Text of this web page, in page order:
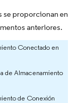
se proporcionan en
anteriores.
Conectado en
de Almacenamiento
de Conexión